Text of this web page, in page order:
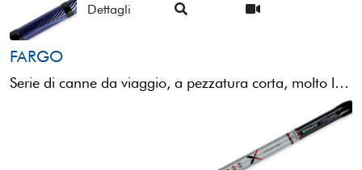
Dettagli
FARGO
Serie di canne da viaggio, a pezzatura corta, molto leggere, bilanciate e reattive. Le Fargo si prestano ad ...